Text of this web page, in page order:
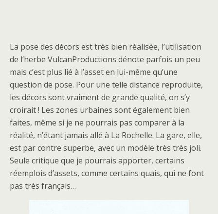
La pose des décors est très bien réalisée, l’utilisation
de l’herbe VulcanProductions dénote parfois un peu
mais c’est plus lié à l’asset en lui-même qu’une
question de pose. Pour une telle distance reproduite,
les décors sont vraiment de grande qualité, on s’y
croirait ! Les zones urbaines sont également bien
faites, même si je ne pourrais pas comparer à la
réalité, n’étant jamais allé à La Rochelle. La gare, elle,
est par contre superbe, avec un modèle très très joli.
Seule critique que je pourrais apporter, certains
réemplois d’assets, comme certains quais, qui ne font
pas très français…